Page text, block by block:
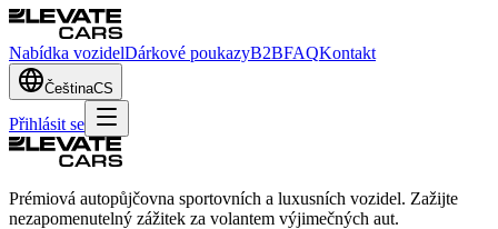
Nabídka vozidelDárkové poukazyB2BFAQKontakt
ČeštinaCS
Přihlásit se
Prémiová autopůjčovna sportovních a luxusních vozidel. Zažijte
nezapomenutelný zážitek za volantem výjimečných aut.